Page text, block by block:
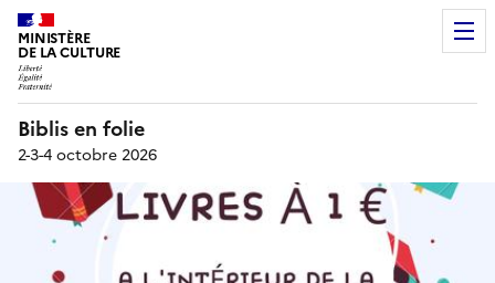
MINISTÈRE
DE LA CULTURE
Biblis en folie
2-3-4 octobre 2026